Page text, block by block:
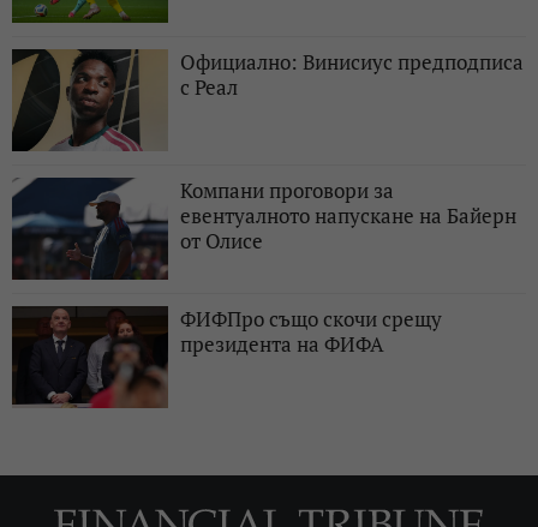
Официално: Винисиус предподписа
с Реал
Компани проговори за
евентуалното напускане на Байерн
от Олисе
ФИФПро също скочи срещу
президента на ФИФА